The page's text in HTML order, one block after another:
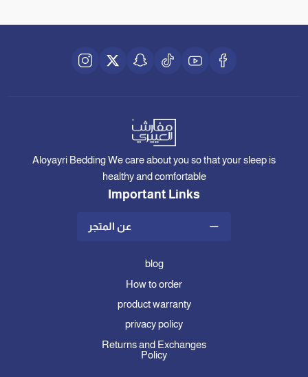
Aloyayri Bedding We care about you so that your sleep is
healthy and comfortable
Important Links
عن المتجر
blog
How to order
product warranty
privacy policy
Returns and Exchanges
Policy